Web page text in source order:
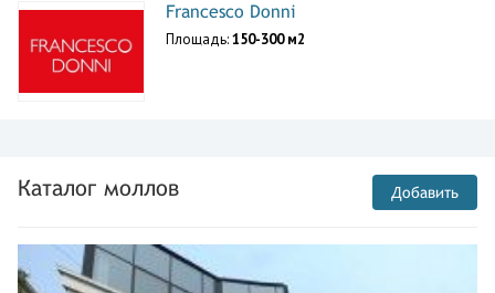
Francesco Donni
Площадь:150-300 м2
Каталог моллов Добавить